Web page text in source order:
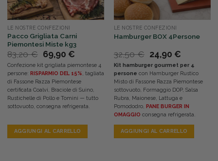
LE NOSTRE CONFEZIONI
Pacco Grigliata Carni
Piemontesi Miste kg3
83,20€ Il
prezzo
originale
era:
83,20 €.
69,90 €
prezzo
attuale
è:
69,90 €.
Confezione kit grigliata piemontese 4
persone: RISPARMIO DEL 15%, tagliata
di Fassone Razza Piemontese
certificata Coalvi, Braciole di Suino,
Rustichelle di Pollo e Tomini — tutto
sottovuoto, consegna refrigerata.
AGGIUNGI AL CARRELLO
LE NOSTRE CONFEZIONI
Hamburger BOX 4Persone
32,50€ Il
prezzo
originale
era:
32,50 €.
24,90 €
prezzo
attuale
è:
24,90 €.
Kit hamburger gourmet per 4
persone con Hamburger Rustico
Misto di Fassone Razza Piemontese
sottovuoto, Formaggio DOP, Salsa
Rubra, Maionese, Lattuga e
Pomododro, PANE BURGER IN
OMAGGIO consegna refrigerata.
AGGIUNGI AL CARRELLO